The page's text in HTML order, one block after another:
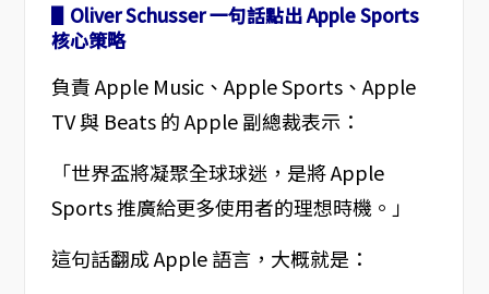
▋Oliver Schusser 一句話點出 Apple Sports
核心策略
負責 Apple Music、Apple Sports、Apple
TV 與 Beats 的 Apple 副總裁表示：
「世界盃將凝聚全球球迷，是將 Apple
Sports 推廣給更多使用者的理想時機。」
這句話翻成 Apple 語言，大概就是：